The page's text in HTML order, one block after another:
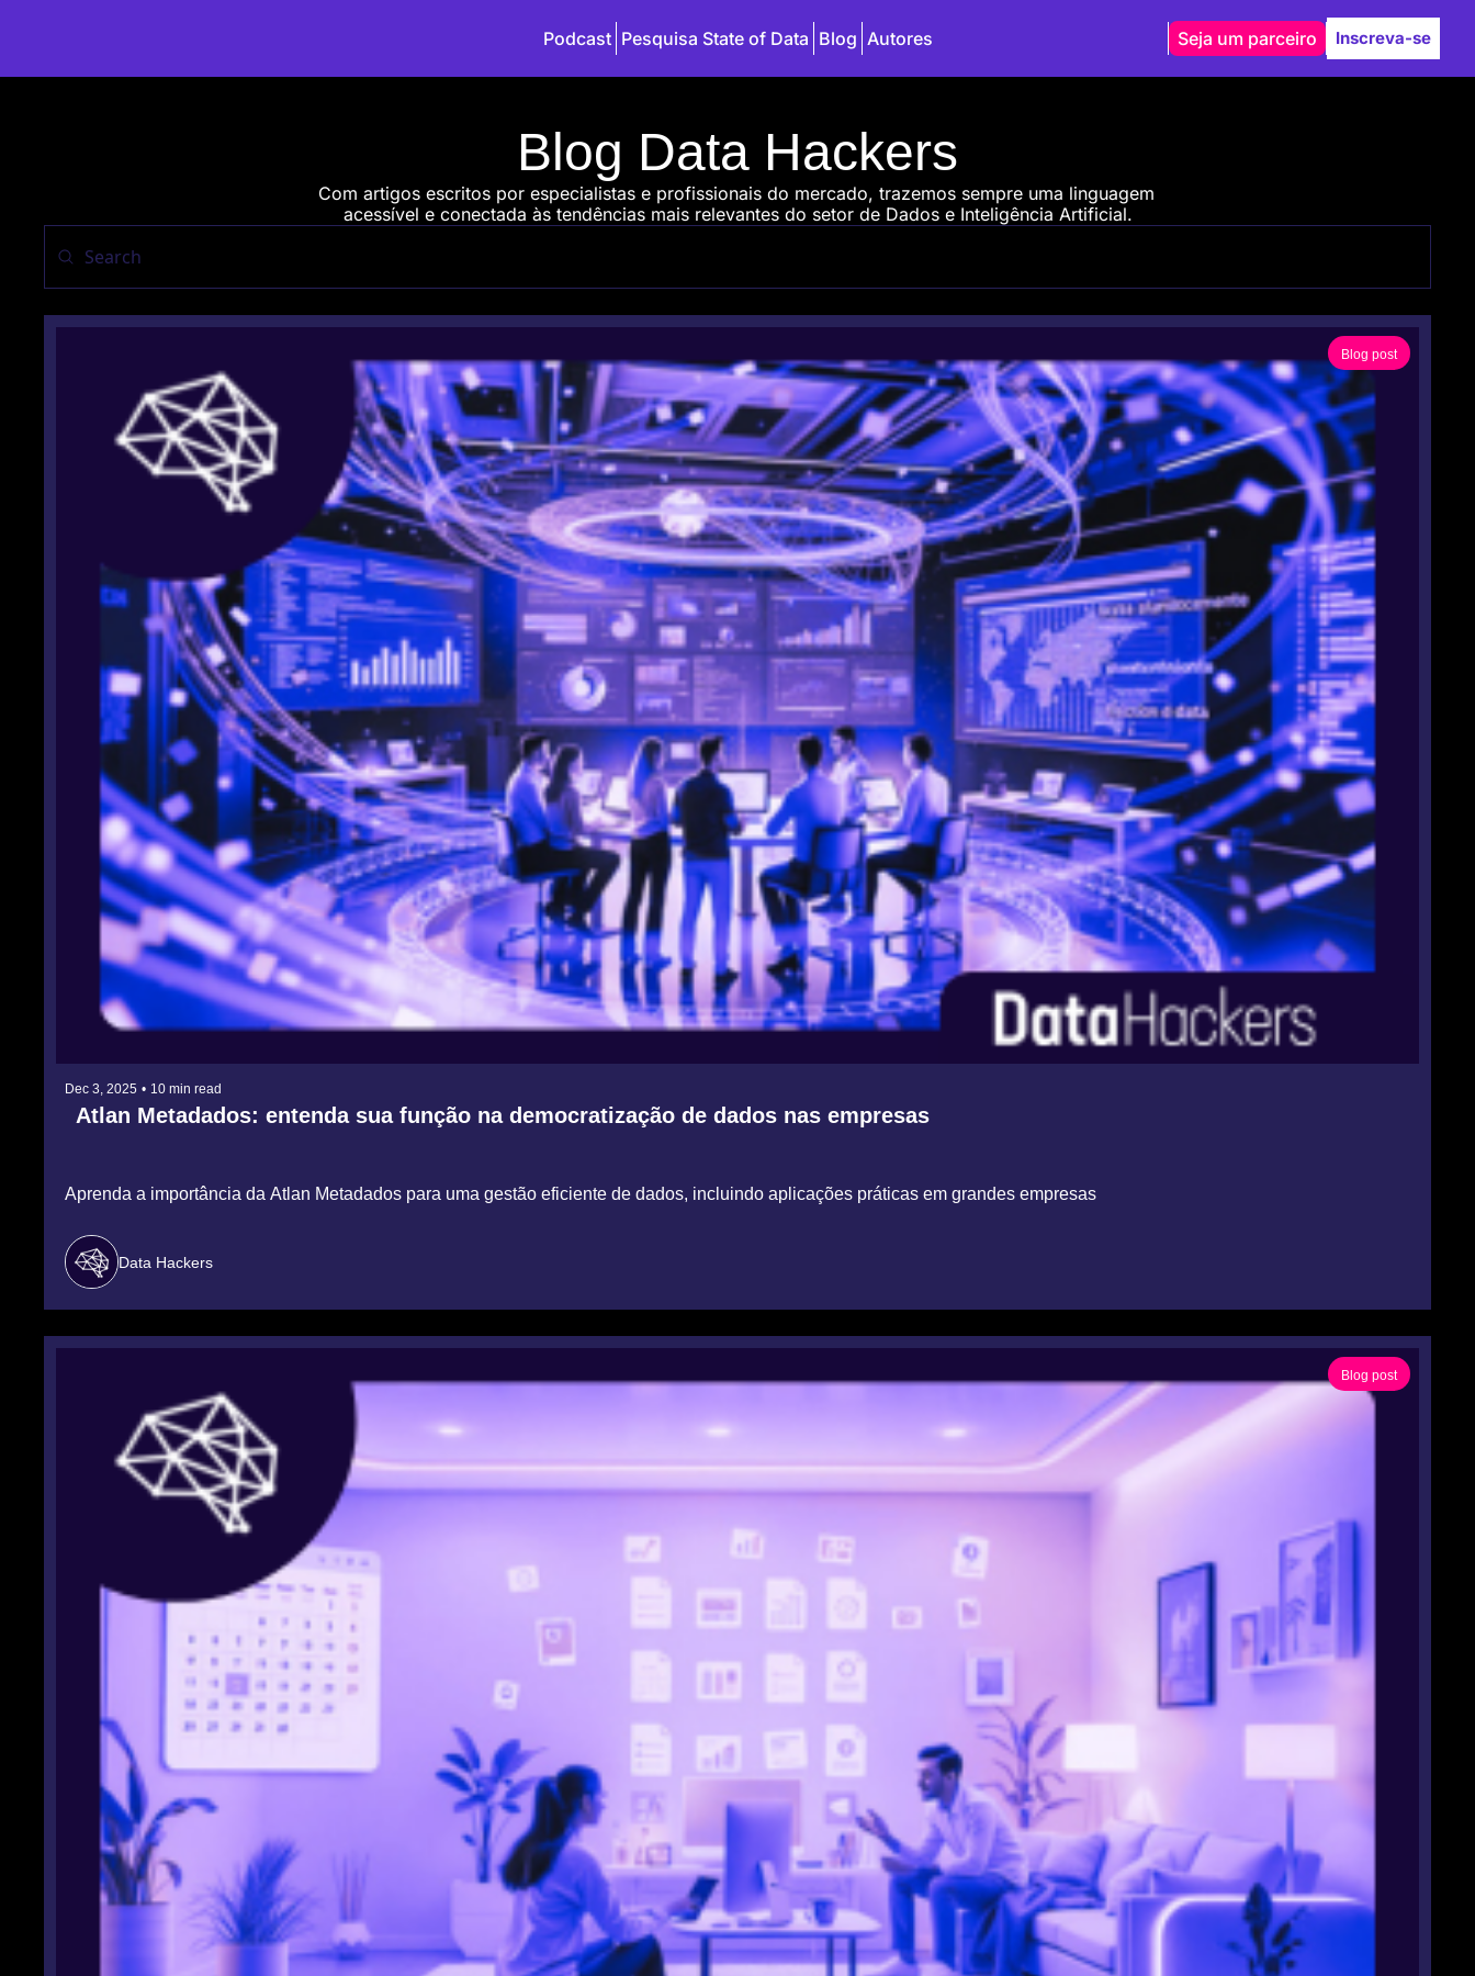
Podcast Pesquisa State of Data Blog Autores Seja um parceiro Inscreva-se
Blog Data Hackers
Com artigos escritos por especialistas e profissionais do mercado, trazemos sempre uma linguagem
acessível e conectada às tendências mais relevantes do setor de Dados e Inteligência Artificial.
Blog post
Dec 3, 2025 • 10 min read
Atlan Metadados: entenda sua função na democratização de dados nas empresas
Aprenda a importância da Atlan Metadados para uma gestão eficiente de dados, incluindo aplicações práticas em grandes empresas
Data Hackers
Blog post